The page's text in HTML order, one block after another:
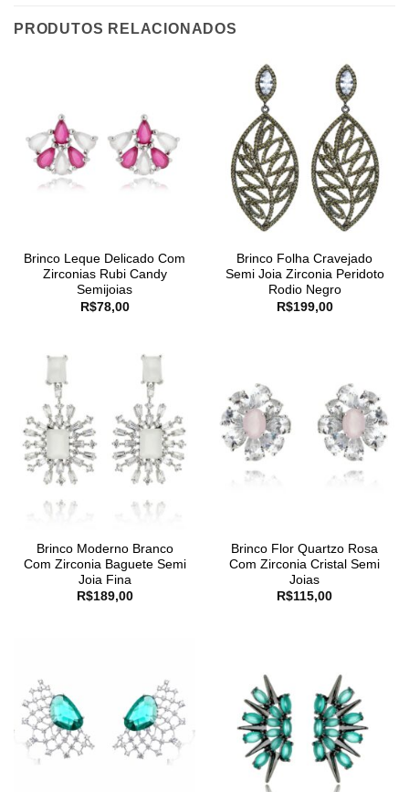
PRODUTOS RELACIONADOS
Brinco Leque Delicado Com
Zirconias Rubi Candy
Semijoias
R$78,00
Brinco Folha Cravejado
Semi Joia Zirconia Peridoto
Rodio Negro
R$199,00
Brinco Moderno Branco
Com Zirconia Baguete Semi
Joia Fina
R$189,00
Brinco Flor Quartzo Rosa
Com Zirconia Cristal Semi
Joias
R$115,00